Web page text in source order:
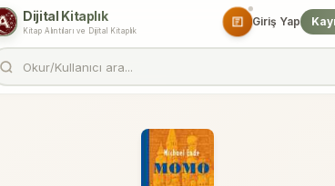
Dijital Kitaplık
Kitap Alıntıları ve Dijital Kitaplık
Giriş Yap